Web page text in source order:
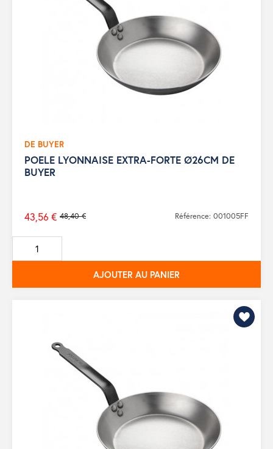
DE BUYER
POELE LYONNAISE EXTRA-FORTE Ø26CM DE
BUYER
Prix
de
base
48,40 €
43,56 € Référence: 001005FF
AJOUTER AU PANIER